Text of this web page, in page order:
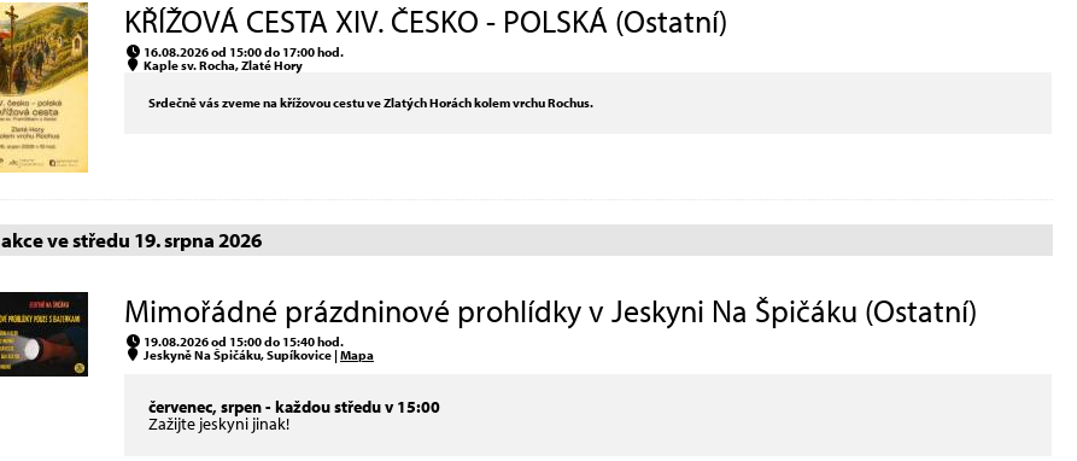
KŘÍŽOVÁ CESTA XIV. ČESKO - POLSKÁ (Ostatní)
16.08.2026 od 15:00 do 17:00 hod.
Kaple sv. Rocha, Zlaté Hory
Srdečně vás zveme na křížovou cestu ve Zlatých Horách kolem vrchu Rochus.
akce ve středu 19. srpna 2026
Mimořádné prázdninové prohlídky v Jeskyni Na Špičáku (Ostatní)
19.08.2026 od 15:00 do 15:40 hod.
Jeskyně Na Špičáku, Supíkovice |Mapa
červenec, srpen - každou středu v 15:00
Zažijte jeskyni jinak!